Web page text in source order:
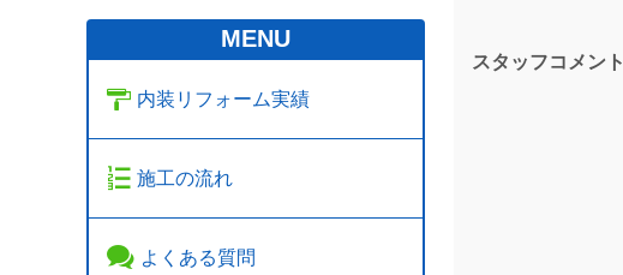
スタッフコメント
MENU
内装リフォーム実績
施工の流れ
よくある質問